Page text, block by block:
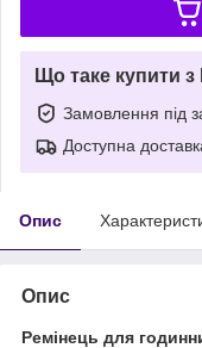
Що таке купити
Замовлення під
Доступна
Опис
Опис
Ремінець для